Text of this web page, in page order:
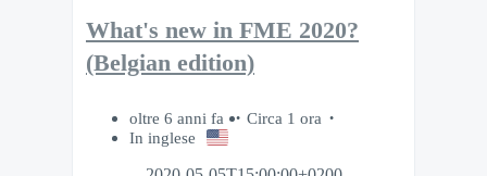
What's new in FME 2020?
(Belgian edition)
oltre 6 anni fa
Circa 1 ora
In inglese